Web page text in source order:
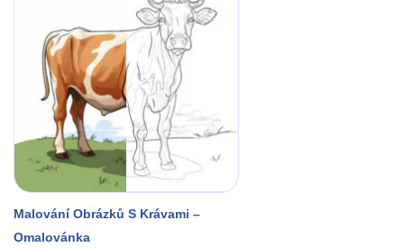
Malování Obrázků S Krávami –
Omalovánka